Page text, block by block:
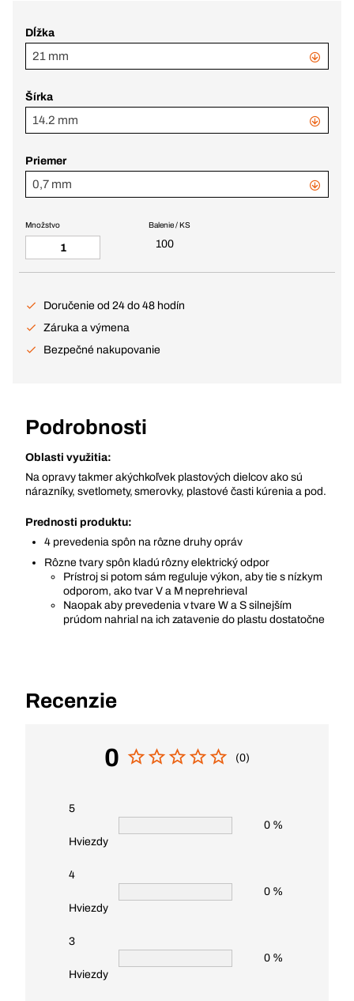
Dĺžka
21 mm
Šírka
14.2 mm
Priemer
0,7 mm
Balenie / KS
100
Množstvo
Doručenie od 24 do 48 hodín
Záruka a výmena
Bezpečné nakupovanie
Podrobnosti
Oblasti využitia:
Na opravy takmer akýchkoľvek plastových dielcov ako sú
nárazníky, svetlomety, smerovky, plastové časti kúrenia a pod.
Prednosti produktu:
4 prevedenia spôn na rôzne druhy opráv
Rôzne tvary spôn kladú rôzny elektrický odpor
Prístroj si potom sám reguluje výkon, aby tie s nízkym
odporom, ako tvar V a M neprehrieval
Naopak aby prevedenia v tvare W a S silnejším
prúdom nahrial na ich zatavenie do plastu dostatočne
Recenzie
0 (0)
5
Hviezdy
0 %
4
Hviezdy
0 %
3
Hviezdy
0 %